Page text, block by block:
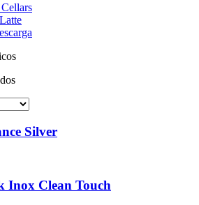
Silver
Inox Clean Touch